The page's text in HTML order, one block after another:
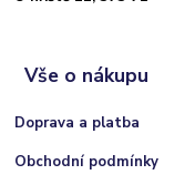
Vše o nákupu
Doprava a platba
Obchodní podmínky